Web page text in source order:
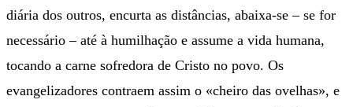
diária dos outros, encurta as distâncias, abaixa-se – se for
necessário – até à humilhação e assume a vida humana,
tocando a carne sofredora de Cristo no povo. Os
evangelizadores contraem assim o «cheiro das ovelhas», e